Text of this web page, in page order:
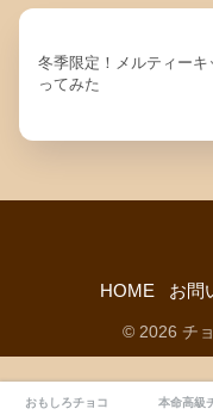
冬季限定！メルティー
ってみた
HOME お問
© 2026 チ
おもしろチョコ 本命高級